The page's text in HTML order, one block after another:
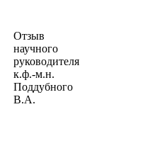
Отзыв
научного
руководителя
к.ф.-м.н.
Поддубного
В.А.